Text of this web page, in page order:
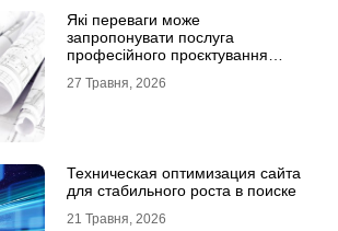
Які переваги може
запропонувати послуга
професійного проєктування
27 Травня, 2026
Техническая оптимизация сайта
для стабильного роста в поиске
21 Травня, 2026